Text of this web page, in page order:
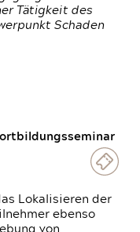
Tätigkeit des
Schaden
Lokalisieren der
ebenso
von